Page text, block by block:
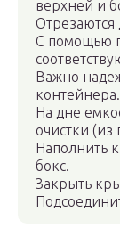
верхней и
С помощью
Важно
контейнера.
На дне
очистки (из
Наполнить
бокс.
Закрыть